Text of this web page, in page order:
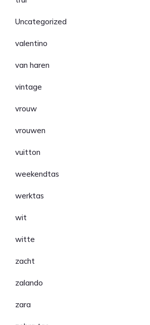
Uncategorized
valentino
van haren
vintage
vrouw
vrouwen
vuitton
weekendtas
werktas
wit
witte
zacht
zalando
zara